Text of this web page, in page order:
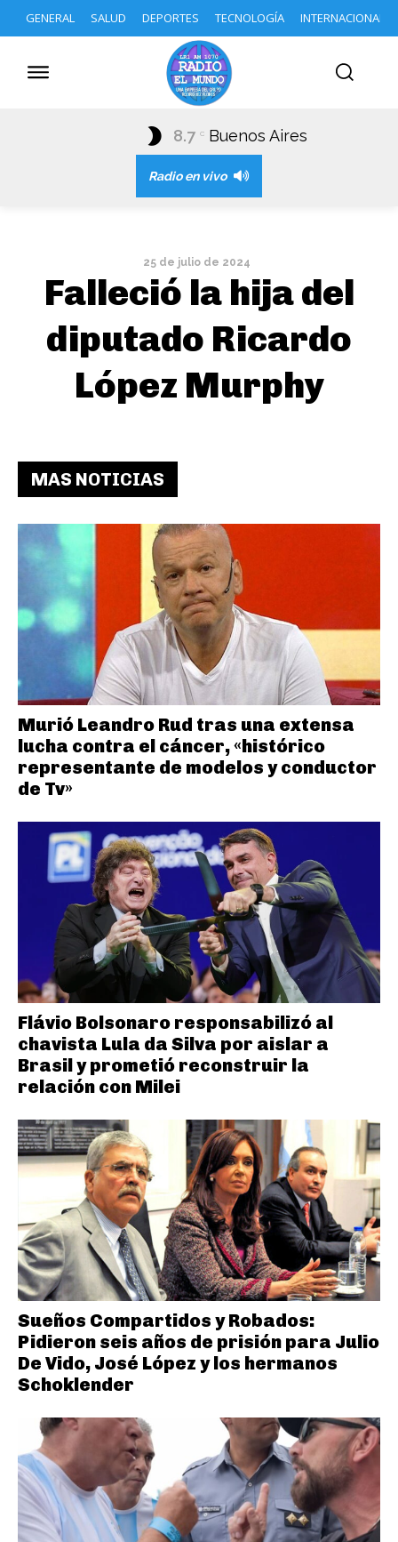
GENERAL SALUD DEPORTES TECNOLOGÍA INTERNACIONAL
8.7 C Buenos Aires
Radio en vivo
25 de julio de 2024
Falleció la hija del
diputado Ricardo
López Murphy
MAS NOTICIAS
Murió Leandro Rud tras una extensa
lucha contra el cáncer, «histórico
representante de modelos y conductor
de Tv»
Flávio Bolsonaro responsabilizó al
chavista Lula da Silva por aislar a
Brasil y prometió reconstruir la
relación con Milei
Sueños Compartidos y Robados:
Pidieron seis años de prisión para Julio
De Vido, José López y los hermanos
Schoklender